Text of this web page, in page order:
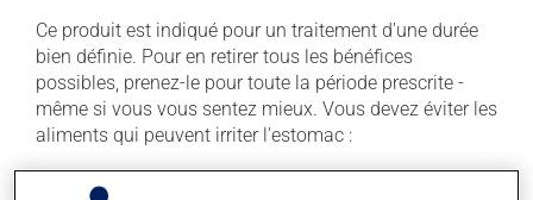
Ce produit est indiqué pour un traitement d'une durée
bien définie. Pour en retirer tous les bénéfices
possibles, prenez-le pour toute la période prescrite -
même si vous vous sentez mieux. Vous devez éviter les
aliments qui peuvent irriter l'estomac :
évitez l'alcool et les produits qui en contiennent;